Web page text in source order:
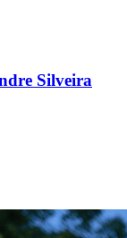
Silveira